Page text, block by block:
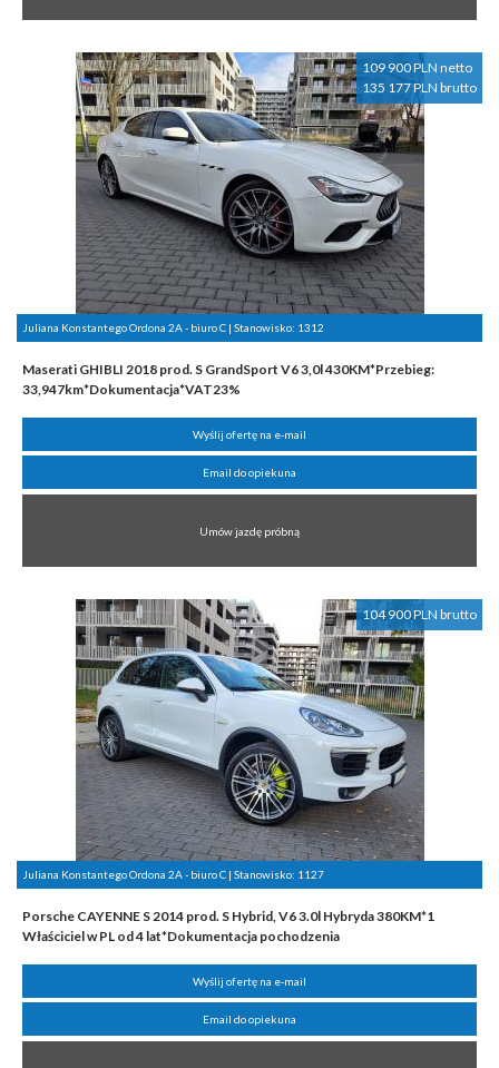
109 900 PLN netto
135 177 PLN brutto
Juliana Konstantego Ordona 2A - biuro C | Stanowisko: 1312
Maserati GHIBLI 2018 prod. S GrandSport V6 3,0l 430KM*Przebieg:
33,947km*Dokumentacja*VAT23%
Wyślij ofertę na e-mail
Email do opiekuna
Umów jazdę próbną
104 900 PLN brutto
Juliana Konstantego Ordona 2A - biuro C | Stanowisko: 1127
Porsche CAYENNE S 2014 prod. S Hybrid, V6 3.0l Hybryda 380KM*1
Właściciel w PL od 4 lat*Dokumentacja pochodzenia
Wyślij ofertę na e-mail
Email do opiekuna